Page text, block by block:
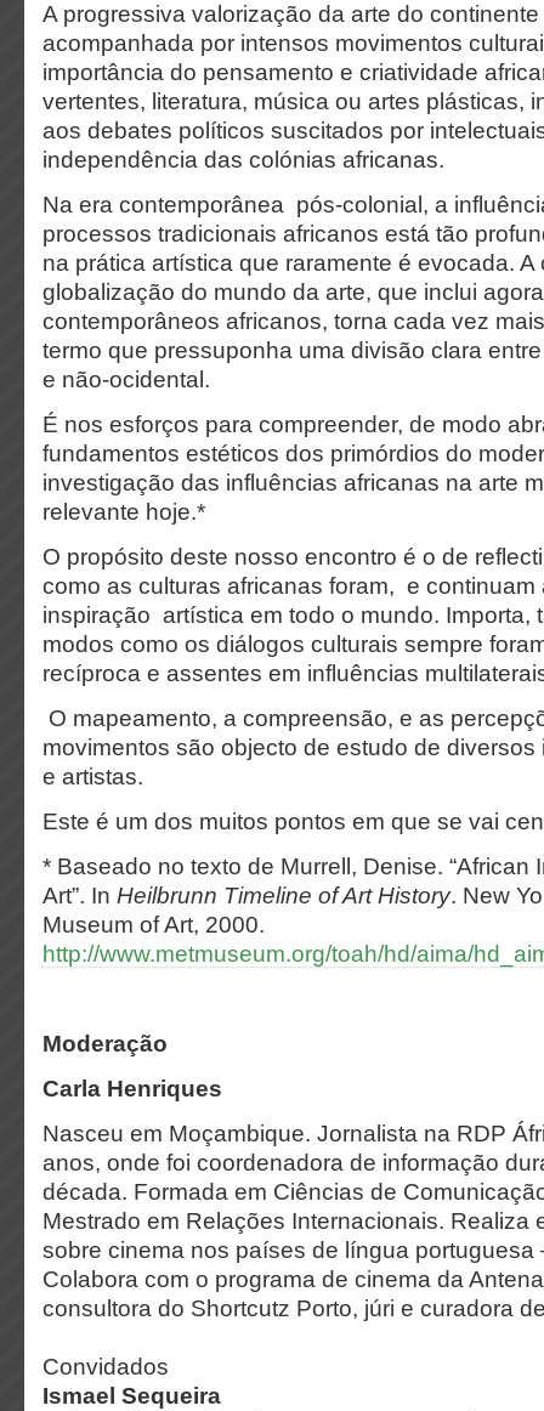
A progressiva valorização da arte do
acompanhada por intensos movimentos
importância do pensamento e criatividade
vertentes, literatura, música ou artes plásticas,
aos debates políticos suscitados por
independência das colónias africanas.
Na era contemporânea pós-colonial, a
processos tradicionais africanos está tão
na prática artística que raramente é evocada. A
globalização do mundo da arte, que inclui
contemporâneos africanos, torna cada vez
termo que pressuponha uma divisão clara
e não-ocidental.
É nos esforços para compreender, de modo
fundamentos estéticos dos primórdios do
investigação das influências africanas na arte
relevante hoje.*
O propósito deste nosso encontro é o de
como as culturas africanas foram, e continuam
inspiração artística em todo o mundo. Importa,
modos como os diálogos culturais sempre
recíproca e assentes em influências
O mapeamento, a compreensão, e as
movimentos são objecto de estudo de diversos
e artistas.
Este é um dos muitos pontos em que se vai
* Baseado no texto de Murrell, Denise. “African
Art”. In Heilbrunn Timeline of Art History. New
Museum of Art, 2000.
http://www.metmuseum.org/toah/hd/aima/
Moderação
Carla Henriques
Nasceu em Moçambique. Jornalista na RDP
anos, onde foi coordenadora de informação
década. Formada em Ciências de
Mestrado em Relações Internacionais. Realiza
sobre cinema nos países de língua portuguesa
Colabora com o programa de cinema da
consultora do Shortcutz Porto, júri e curadora
Convidados
Ismael Sequeira